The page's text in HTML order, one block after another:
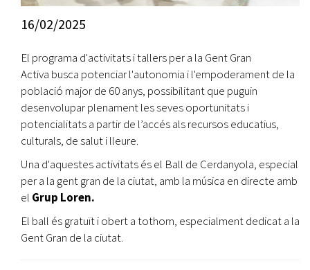
16/02/2025
El programa d'activitats i tallers per a la Gent Gran
Activa busca potenciar l'autonomia i l'empoderament de la
població major de 60 anys, possibilitant que puguin
desenvolupar plenament les seves oportunitats i
potencialitats a partir de l’accés als recursos educatius,
culturals, de salut i lleure.
Una d'aquestes activitats és el Ball de Cerdanyola, especial
per a la gent gran de la ciutat, amb la música en directe amb
el Grup Loren.
El ball és gratuït i obert a tothom, especialment dedicat a la
Gent Gran de la ciutat.